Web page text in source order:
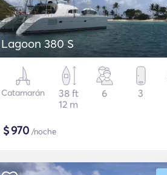
Lagoon 380 S
Catamarán
38 ft
12 m
6 3
$970 /noche